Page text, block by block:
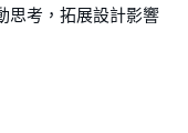
思考，拓展設計影響